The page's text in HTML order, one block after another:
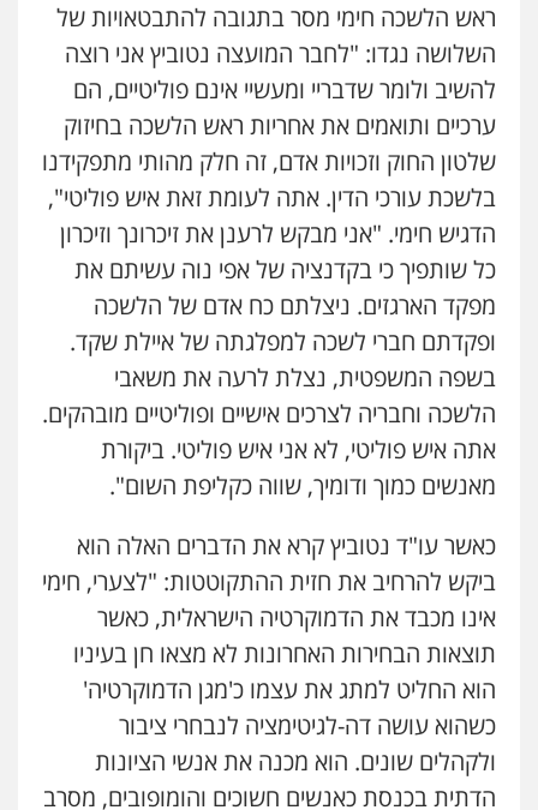
ראש הלשכה חימי מסר בתגובה להתבטאויות של
השלושה נגדו: "לחבר המועצה נטוביץ אני רוצה
להשיב ולומר שדבריי ומעשיי אינם פוליטיים, הם
ערכיים ותואמים את אחריות ראש הלשכה בחיזוק
שלטון החוק וזכויות אדם, זה חלק מהותי מתפקידנו
בלשכת עורכי הדין. אתה לעומת זאת איש פוליטי",
הדגיש חימי. "אני מבקש לרענן את זיכרונך וזיכרון
כל שותפיך כי בקדנציה של אפי נוה עשיתם את
מפקד הארגזים. ניצלתם כח אדם של הלשכה
ופקדתם חברי לשכה למפלגתה של איילת שקד.
בשפה המשפטית, נצלת לרעה את משאבי
הלשכה וחבריה לצרכים אישיים ופוליטיים מובהקים.
אתה איש פוליטי, לא אני איש פוליטי. ביקורת
מאנשים כמוך ודומיך, שווה כקליפת השום".
כאשר עו"ד נטוביץ קרא את הדברים האלה הוא
ביקש להרחיב את חזית ההתקוטטות: "לצערי, חימי
אינו מכבד את הדמוקרטיה הישראלית, כאשר
תוצאות הבחירות האחרונות לא מצאו חן בעיניו
הוא החליט למתג את עצמו כ'מגן הדמוקרטיה'
כשהוא עושה דה-לגיטימציה לנבחרי ציבור
ולקהלים שונים. הוא מכנה את אנשי הציונות
הדתית בכנסת כאנשים חשוכים והומופובים, מסרב